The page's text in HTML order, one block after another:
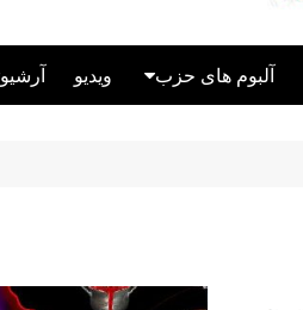
آلبوم های حزب
جانباختگان اتحاد
ویدیو آرشیو